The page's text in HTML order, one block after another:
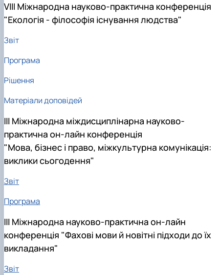
VIII Міжнародна науково-практична конференція
"Екологія - філософія існування людства"
Звіт
Програма
Рішення
Матеріали доповідей
III Міжнародна міждисциплінарна науково-
практична он-лайн конференція
"Мова, бізнес і право, міжкультурна комунікація:
виклики сьогодення"
Звіт
Програма
III Міжнародна науково-практична он-лайн
конференція "Фахові мови й новітні підходи до їх
викладання"
Звіт